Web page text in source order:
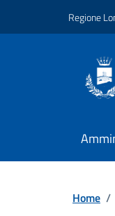
Regione
Home /